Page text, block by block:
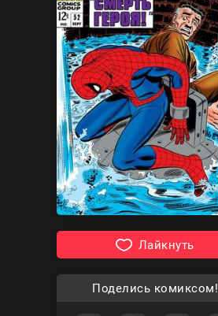
Лайкнуть
Поделись комиксом!